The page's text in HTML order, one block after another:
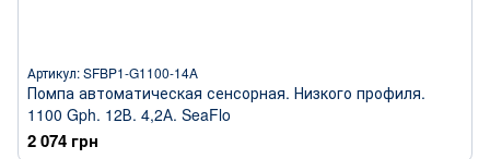
Артикул: SFBP1-G1100-14A
Помпа автоматическая сенсорная. Низкого профиля.
1100 Gph. 12В. 4,2А. SeaFlo
2 074 грн